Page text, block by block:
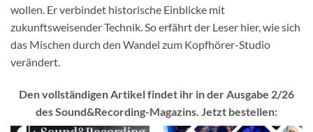
wollen. Er verbindet historische Einblicke mit
zukunftsweisender Technik. So erfährt der Leser hier, wie sich
das Mischen durch den Wandel zum Kopfhörer-Studio
verändert.
Den vollständigen Artikel findet ihr in der Ausgabe 2/26
des Sound&Recording-Magazins. Jetzt bestellen: